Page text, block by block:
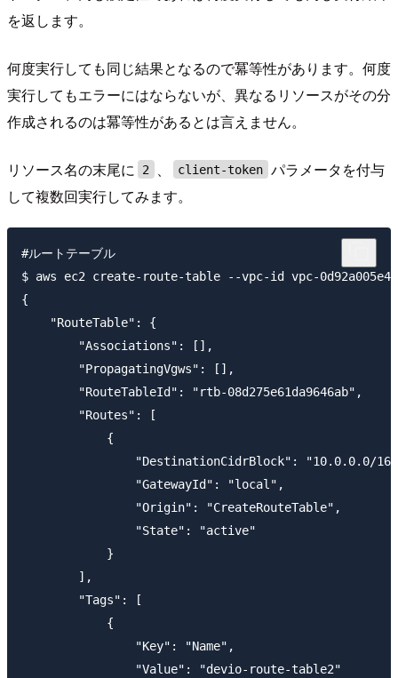
を返します。
何度実行しても同じ結果となるので冪等性があります。何度
実行してもエラーにはならないが、異なるリソースがその分
作成されるのは冪等性があるとは言えません。
リソース名の末尾に 2 、 client-token パラメータを付与
して複数回実行してみます。
#ルートテーブル
$ aws ec2 create-route-table --vpc-id vpc-
{
    "RouteTable": {
        "Associations": [],
        "PropagatingVgws": [],
        "RouteTableId": "rtb-08d275e61da9646ab",
        "Routes": [
            {
"DestinationCidrBlock": "10.0.0.0/
                "GatewayId": "local",
                "Origin": "CreateRouteTable",
                "State": "active"
            }
        ],
        "Tags": [
            {
                "Key": "Name",
                "Value": "devio-route-table2"